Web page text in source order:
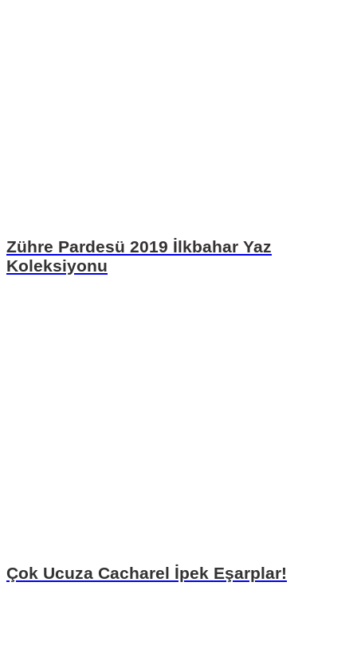
Zühre Pardesü 2019 İlkbahar Yaz
Koleksiyonu
Çok Ucuza Cacharel İpek Eşarplar!